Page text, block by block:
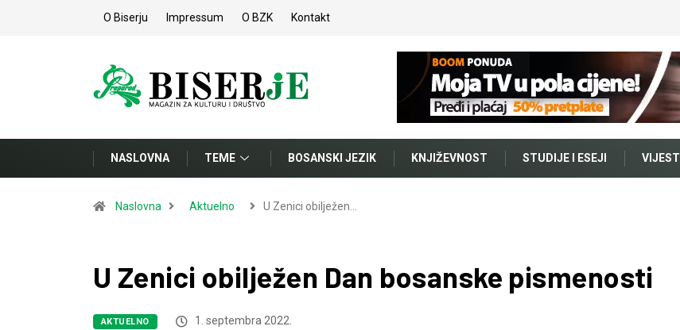
O Biserju Impressum O BZK Kontakt
NASLOVNA TEME BOSANSKI JEZIK KNJIŽEVNOST STUDIJE I ESEJI VIJESTI
Naslovna Aktuelno U Zenici obilježen…
U Zenici obilježen Dan bosanske pismenosti
AKTUELNO 1. septembra 2022.